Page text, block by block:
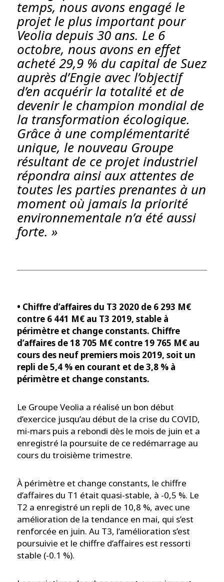
temps, nous avons engagé le
projet le plus important pour
Veolia depuis 30 ans. Le 6
octobre, nous avons en effet
acheté 29,9 % du capital de Suez
auprès d’Engie avec l’objectif
d’en acquérir la totalité et de
devenir le champion mondial de
la transformation écologique.
Grâce à une complémentarité
unique, le nouveau Groupe
résultant de ce projet industriel
répondra ainsi aux attentes de
toutes les parties prenantes à un
moment où jamais la priorité
environnementale n’a été aussi
forte. »
• Chiffre d’affaires du T3 2020 de 6 293 M€
contre 6 441 M€ au T3 2019, stable à
périmètre et change constants. Chiffre
d’affaires de 18 705 M€ contre 19 765 M€ au
cours des neuf premiers mois 2019, soit un
repli de 5,4 % en courant et de 3,8 % à
périmètre et change constants.
Le Groupe Veolia a réalisé un bon début
d’exercice jusqu’au début de la crise du COVID,
mi-mars puis a rebondi dès le mois de juin et a
enregistré la poursuite de ce redémarrage au
cours du troisième trimestre.
À périmètre et change constants, le chiffre
d’affaires du T1 était quasi-stable, à -0,5 %. Le
T2 a enregistré un repli de 10,8 %, avec une
amélioration de la tendance en mai, qui s’est
renforcée en juin. Au T3, l’amélioration s’est
poursuivie et le chiffre d’affaires est ressorti
stable (-0.1 %).